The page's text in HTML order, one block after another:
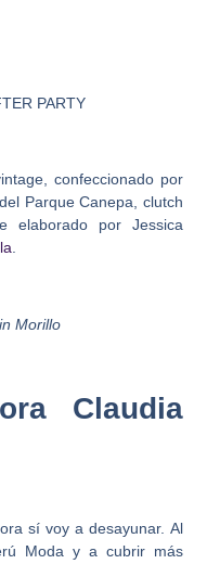
PARTY
confeccionado por
Parque Canepa, clutch
elaborado por Jessica
.
Morillo
Claudia
sí voy a desayunar. Al
Moda y a cubrir más